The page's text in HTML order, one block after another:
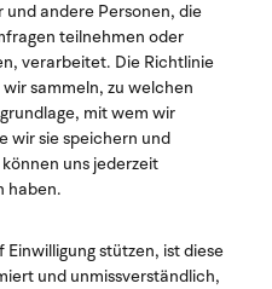
andere Personen, die
teilnehmen oder
verarbeitet. Die Richtlinie
sammeln, zu welchen
mit wem wir
wir sie speichern und
uns jederzeit
haben.
stützen, ist diese
und unmissverständlich,